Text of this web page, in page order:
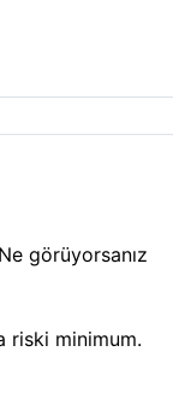
görüyorsanız
riski minimum.